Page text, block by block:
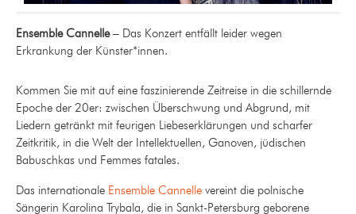
Ensemble Cannelle– Das Konzert entfällt leider wegen
Erkrankung der Künster*innen.
Kommen Sie mit auf eine faszinierende Zeitreise in die schillernde
Epoche der 20er: zwischen Überschwung und Abgrund, mit
Liedern getränkt mit feurigen Liebeserklärungen und scharfer
Zeitkritik, in die Welt der Intellektuellen, Ganoven, jüdischen
Babuschkas und Femmes fatales.
Das internationale Ensemble Cannelle vereint die polnische
Sängerin Karolina Trybala, die in Sankt-Petersburg geborene